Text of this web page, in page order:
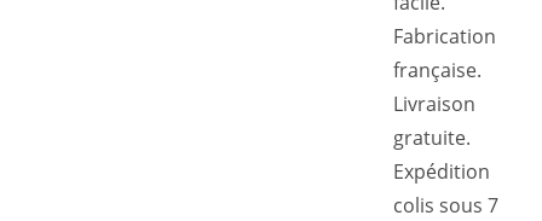
Fabrication
française.
Livraison
gratuite.
Expédition
colis sous 7